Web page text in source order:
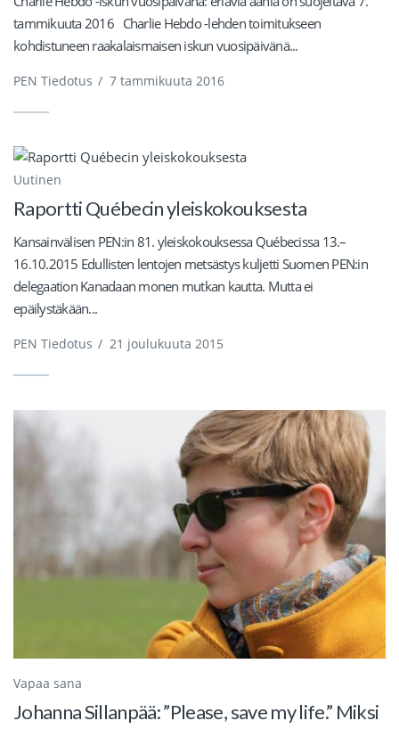
tammikuuta 2016 Charlie Hebdo -lehden toimitukseen
kohdistuneen raakalaismaisen iskun vuosipäivänä...
PEN Tiedotus / 7 tammikuuta 2016
Uutinen
Raportti Québecin yleiskokouksesta
Kansainvälisen PEN:in 81. yleiskokouksessa Québecissa 13.–
16.10.2015 Edullisten lentojen metsästys kuljetti Suomen PEN:in
delegaation Kanadaan monen mutkan kautta. Mutta ei
epäilystäkään...
PEN Tiedotus / 21 joulukuuta 2015
Vapaa sana
Johanna Sillanpää: ”Please, save my life.” Miksi